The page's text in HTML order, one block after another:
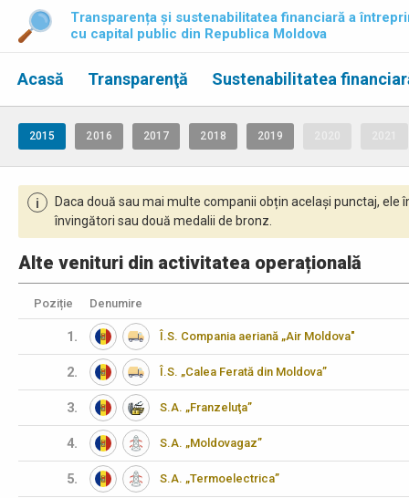
Transparența și sustenabilitatea financiară a
cu capital public din Republica Moldova
Acasă Transparenţă Sustenabilitatea
2015 2016 2017 2018 2019
i
Daca două sau mai multe companii obțin același punctaj,
învingători sau două medalii de bronz.
Alte venituri din activitatea operațională
Poziție Denumire
1. Î.S. Compania aeriană „Air Moldova"
2. Î.S. „Calea Ferată din Moldova”
3. S.A. „Franzeluţa”
4. S.A. „Moldovagaz”
5. S.A. „Termoelectrica”